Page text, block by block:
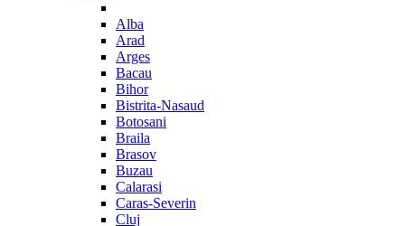
Alba
Arad
Arges
Bacau
Bihor
Bistrita-Nasaud
Botosani
Braila
Brasov
Buzau
Calarasi
Caras-Severin
Cluj